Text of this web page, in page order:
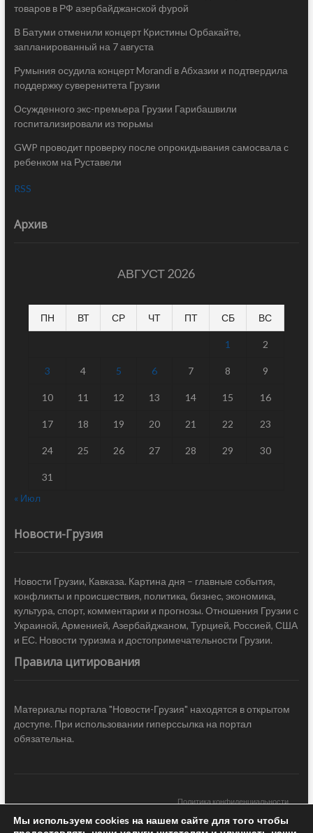
товаров в РФ азербайджанской фурой
В Батуми отменили концерт Кристины Орбакайте,
запланированный на 7 августа
Румыния осудила концерт Morandi в Абхазии и подтвердила
поддержку суверенитета Грузии
Осужденного экс-премьера Грузии Гарибашвили
госпитализировали из тюрьмы
GWP проводит проверку после опрокидывания самосвала с
ребенком на Руставели
RSS
Архив
АВГУСТ 2026
ПН ВТ СР ЧТ ПТ СБ ВС
1 2
3 4 5 6 7 8 9
10 11 12 13 14 15 16
17 18 19 20 21 22 23
24 25 26 27 28 29 30
31
« Июл
Новости-Грузия
Новости Грузии, Кавказа. Картина дня – главные события,
конфликты и происшествия, политика, бизнес, экономика,
культура, спорт, комментарии и прогнозы. Отношения Грузии с
Украиной, Арменией, Азербайджаном, Турцией, Россией, США
и ЕС. Новости туризма и достопримечательности Грузии.
Правила цитирования
Материалы портала "Новости-Грузия" находятся в открытом
доступе. При использовании гиперссылка на портал
обязательна.
Политика конфиденциальности
Новости Грузии| Black Sea Press LTD © 2020 All Rights Reserved /
Мы используем cookies на нашем сайте для того чтобы